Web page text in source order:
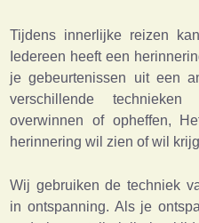
Tijdens innerlijke reizen
Iedereen heeft een
je gebeurtenissen uit een
verschillende
overwinnen of opheffen,
herinnering wil zien of wil
Wij gebruiken de techniek
in ontspanning. Als je